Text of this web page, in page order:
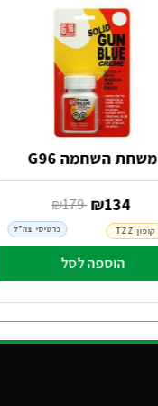
משחת השחמה G96
‏ ₪
179 ‏ ₪
134
הוספה לסל
כרטיסי צה"ל קופון TZZ